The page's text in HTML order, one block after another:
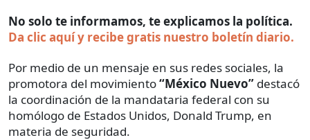
No solo te informamos, te explicamos la política.
Da clic aquí y recibe gratis nuestro boletín diario.
Por medio de un mensaje en sus redes sociales, la
promotora del movimiento“México Nuevo” destacó
la coordinación de la mandataria federal con su
homólogo de Estados Unidos, Donald Trump, en
materia de seguridad.